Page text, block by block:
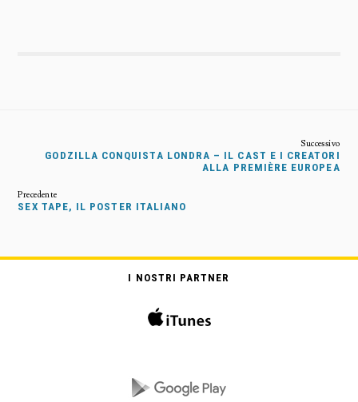
GODZILLA CONQUISTA LONDRA – IL CAST E I CREATORI
ALLA PREMIÈRE EUROPEA
SEX TAPE, IL POSTER ITALIANO
I NOSTRI PARTNER